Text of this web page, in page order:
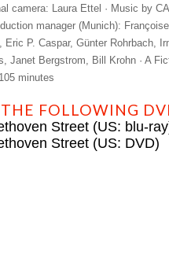
camera: Laura Ettel · Music by
manager (Munich):
Eric P. Caspar, Günter Rohrbach,
Janet Bergstrom, Bill Krohn · A
minutes
FOLLOWING
Street (US: blu-
Street (US: DVD)